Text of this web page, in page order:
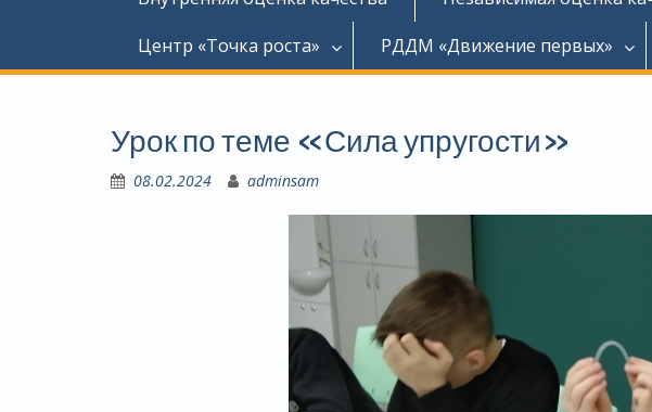
Центр «Точка роста»
РДДМ «Движение первых»
Урок по теме «Сила упругости»
08.02.2024 adminsam